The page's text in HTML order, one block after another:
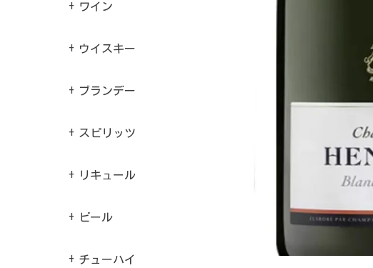
ワイン
ウイスキー
ブランデー
スピリッツ
リキュール
ビール
チューハイ